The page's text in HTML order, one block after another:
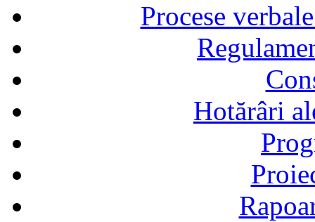
Procese
Hotărâri